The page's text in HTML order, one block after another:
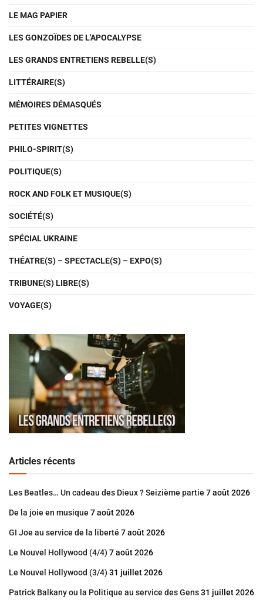
LE MAG PAPIER
LES GONZOÏDES DE L'APOCALYPSE
LES GRANDS ENTRETIENS REBELLE(S)
LITTÉRAIRE(S)
MÉMOIRES DÉMASQUÉS
PETITES VIGNETTES
PHILO-SPIRIT(S)
POLITIQUE(S)
ROCK AND FOLK ET MUSIQUE(S)
SOCIÉTÉ(S)
SPÉCIAL UKRAINE
THÉATRE(S) – SPECTACLE(S) – EXPO(S)
TRIBUNE(S) LIBRE(S)
VOYAGE(S)
Articles récents
Les Beatles… Un cadeau des Dieux ? Seizième partie 7 août 2026
De la joie en musique 7 août 2026
GI Joe au service de la liberté 7 août 2026
Le Nouvel Hollywood (4/4) 7 août 2026
Le Nouvel Hollywood (3/4) 31 juillet 2026
Patrick Balkany ou la Politique au service des Gens31 juillet 2026